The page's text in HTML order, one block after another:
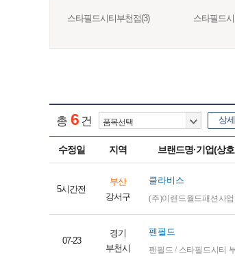
스타필드시티부천점(3) 스타필드
총 6 건 상
수정일 지역 브랜드명·기업(상
5시간전
부산
강서구
클라비스
(주)이랜드월드패션사
07-23
경기
부천시
펜필드
펜필드 / 스타필드시티